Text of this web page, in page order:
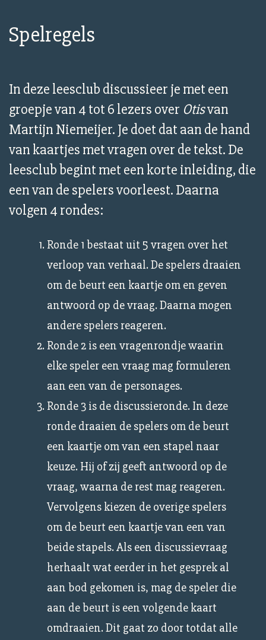
Spelregels
In deze leesclub discussieer je met een
groepje van 4 tot 6 lezers over Otisvan
Martijn Niemeijer. Je doet dat aan de hand
van kaartjes met vragen over de tekst. De
leesclub begint met een korte inleiding, die
een van de spelers voorleest. Daarna
volgen 4 rondes:
Ronde 1 bestaat uit 5 vragen over het
verloop van verhaal. De spelers draaien
om de beurt een kaartje om en geven
antwoord op de vraag. Daarna mogen
andere spelers reageren.
Ronde 2 is een vragenrondje waarin
elke speler een vraag mag formuleren
aan een van de personages.
Ronde 3 is de discussieronde. In deze
ronde draaien de spelers om de beurt
een kaartje om van een stapel naar
keuze. Hij of zij geeft antwoord op de
vraag, waarna de rest mag reageren.
Vervolgens kiezen de overige spelers
om de beurt een kaartje van een van
beide stapels. Als een discussievraag
herhaalt wat eerder in het gesprek al
aan bod gekomen is, mag de speler die
aan de beurt is een volgende kaart
omdraaien. Dit gaat zo door totdat alle